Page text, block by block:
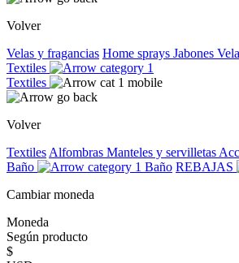
Volver
Velas y fragancias Home sprays Jabones
Textiles
Textiles
Volver
Textiles Alfombras Manteles y servilletas
Baño
Baño REBAJAS
Cambiar moneda
Moneda
Según producto
$